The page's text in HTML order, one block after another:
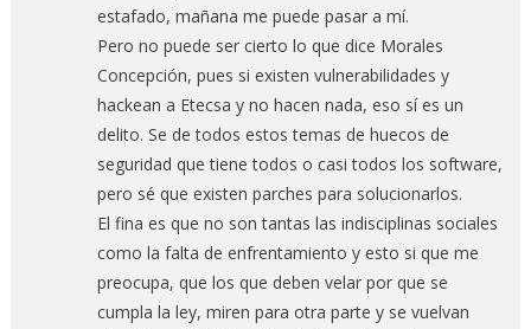
estafado, mañana me puede pasar a mí.
Pero no puede ser cierto lo que dice Morales
Concepción, pues si existen vulnerabilidades y
hackean a Etecsa y no hacen nada, eso sí es un
delito. Se de todos estos temas de huecos de
seguridad que tiene todos o casi todos los software,
pero sé que existen parches para solucionarlos.
El fina es que no son tantas las indisciplinas sociales
como la falta de enfrentamiento y esto si que me
preocupa, que los que deben velar por que se
cumpla la ley, miren para otra parte y se vuelvan